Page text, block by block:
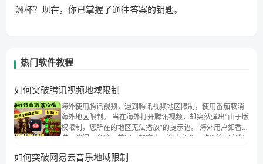
洲杯？现在，你已掌握了通往答案的钥匙。
热门软件教程
如何突破腾讯视频地域限制
海外使用腾讯视频，遇到腾讯视频地区限制，使用番茄取消
海外地区限制。 当在海外打开腾讯视频，却突然弹出“由于版
权限制，您所在的地区无法播放”的提示语。 海外用户如香
港、澳门、台湾、美国、加拿大、澳大利亚、欧洲等国家和
权限制问题，且仅能在中国大陆地区播放。 遇到这个问题的
如何突破网易云音乐地域限制